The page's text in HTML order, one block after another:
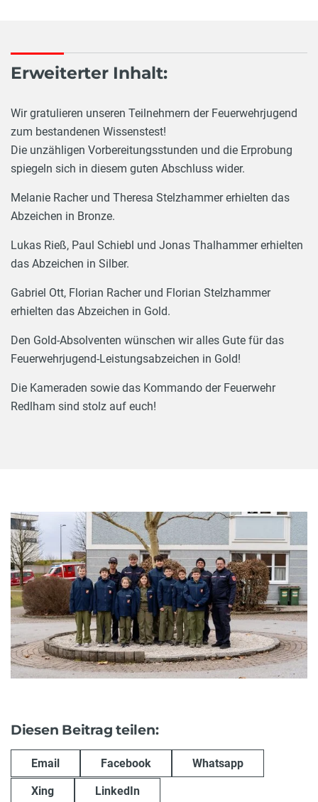
Erweiterter Inhalt:
Wir gratulieren unseren Teilnehmern der Feuerwehrjugend
zum bestandenen Wissenstest!
Die unzähligen Vorbereitungsstunden und die Erprobung
spiegeln sich in diesem guten Abschluss wider.
Melanie Racher und Theresa Stelzhammer erhielten das
Abzeichen in Bronze.
Lukas Rieß, Paul Schiebl und Jonas Thalhammer erhielten
das Abzeichen in Silber.
Gabriel Ott, Florian Racher und Florian Stelzhammer
erhielten das Abzeichen in Gold.
Den Gold-Absolventen wünschen wir alles Gute für das
Feuerwehrjugend-Leistungsabzeichen in Gold!
Die Kameraden sowie das Kommando der Feuerwehr
Redlham sind stolz auf euch!
Diesen Beitrag teilen:
Email Facebook Whatsapp
Xing LinkedIn